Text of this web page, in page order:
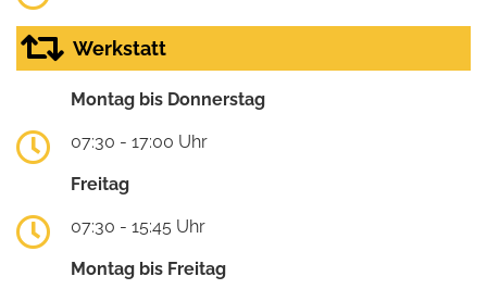
Werkstatt
Montag bis Donnerstag
07:30 - 17:00 Uhr
Freitag
07:30 - 15:45 Uhr
Montag bis Freitag